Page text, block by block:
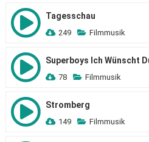
Tagesschau
249 Filmmusik
Superboys Ich Wünscht
78 Filmmusik
Stromberg
149 Filmmusik